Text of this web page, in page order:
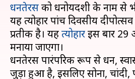
धनतेरसको धनत्रोयदशी के नाम से
यह त्योहार पांच दिवसीय
प्रतीक है। यहत्योहारइस बार 29
मनाया जाएगा।
धनतेरस पारंपरिक रूप से धन,
जुड़ा हुआ है, इसलिए सोना, चांदी,